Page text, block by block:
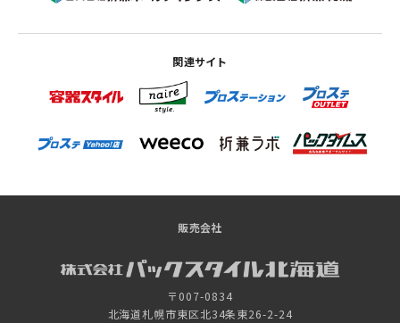
関連サイト
販売会社
〒007-0834
北海道札幌市東区北34条東26-2-24